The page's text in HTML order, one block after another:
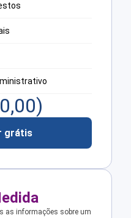
0,00)
grátis
as informações sobre um